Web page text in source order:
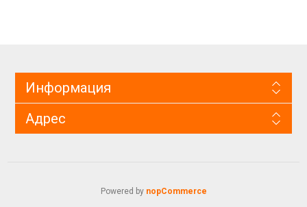
Информация
Адрес
Powered by nopCommerce